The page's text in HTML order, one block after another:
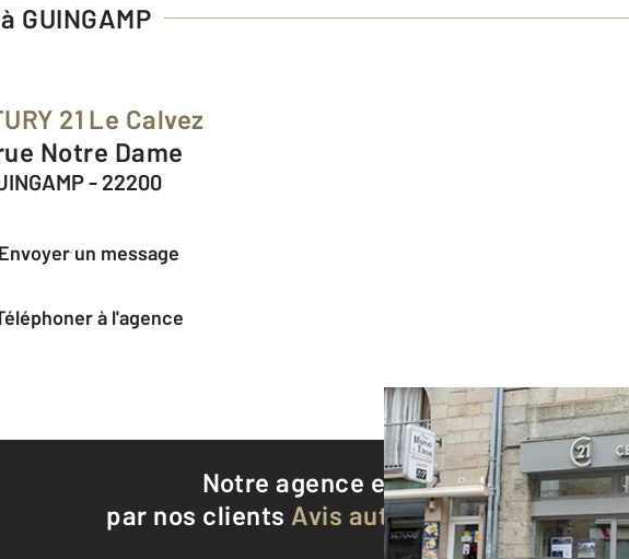
GUINGAMP
21 Le Calvez
rue Notre Dame
- 22200
Envoyer un message
Téléphoner à l'agence
Notre agence est notée9,4/10
par nos clients Avis authentifiés par